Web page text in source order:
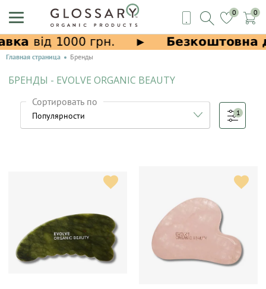
0 0
Главная страница Бренды
БРЕНДЫ - EVOLVE ORGANIC BEAUTY
Сортировать по
1